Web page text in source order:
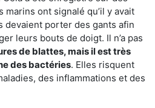
marins ont signalé qu’il y avait
devaient porter des gants afin
leurs bouts de doigt. Il n’a pas
de blattes, mais il est très
des bactéries. Elles risquent
des inflammations et des